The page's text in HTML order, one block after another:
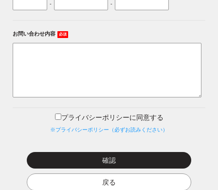
- -
お問い合わせ内容 必須
プライバシーポリシーに同意する
※プライバシーポリシー（必ずお読みください）